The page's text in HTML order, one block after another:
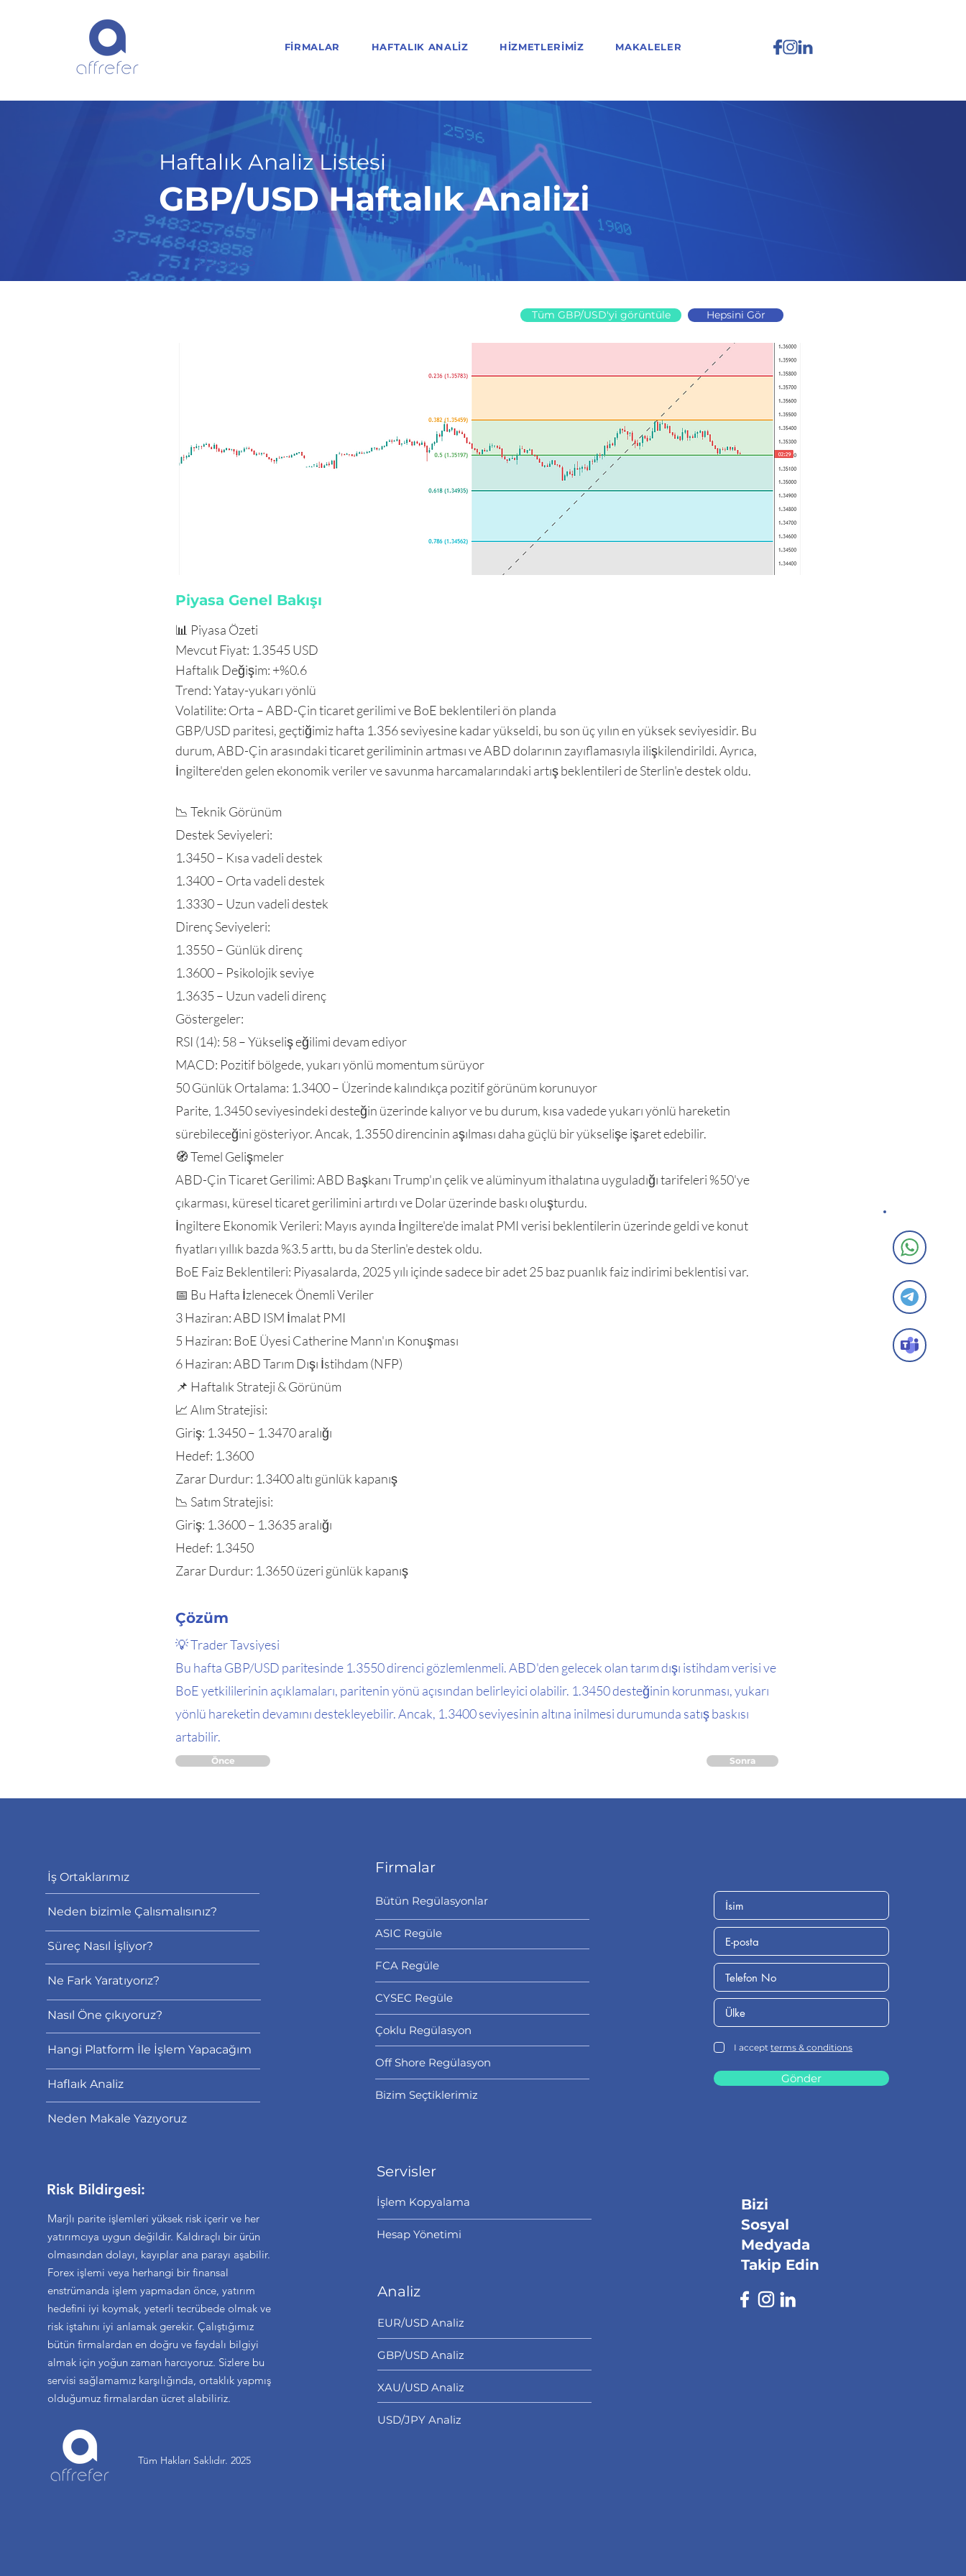
FIRMALAR HAFTALIK ANALIZ HIZMETLERIMIZ MAKALELER
Haftalık Analiz Listesi
GBP/USD Haftalık Analizi
02.06.25
Tüm GBP/USD'yi görüntüle Hepsini Gör
Piyasa Genel Bakışı
📊 Piyasa Özeti
Mevcut Fiyat: 1.3545 USD
Haftalık Değişim: +%0.6
Trend: Yatay-yukarı yönlü
Volatilite: Orta – ABD-Çin ticaret gerilimi ve BoE beklentileri ön planda
GBP/USD paritesi, geçtiğimiz hafta 1.356 seviyesine kadar yükseldi, bu son üç yılın en yüksek seviyesidir. Bu
durum, ABD-Çin arasındaki ticaret geriliminin artması ve ABD dolarının zayıflamasıyla ilişkilendirildi. Ayrıca,
İngiltere'den gelen ekonomik veriler ve savunma harcamalarındaki artış beklentileri de Sterlin'e destek oldu.
📉 Teknik Görünüm
Destek Seviyeleri:
1.3450 – Kısa vadeli destek
1.3400 – Orta vadeli destek
1.3330 – Uzun vadeli destek
Direnç Seviyeleri:
1.3550 – Günlük direnç
1.3600 – Psikolojik seviye
1.3635 – Uzun vadeli direnç
Göstergeler:
RSI (14): 58 – Yükseliş eğilimi devam ediyor
MACD: Pozitif bölgede, yukarı yönlü momentum sürüyor
50 Günlük Ortalama: 1.3400 – Üzerinde kalındıkça pozitif görünüm korunuyor
Parite, 1.3450 seviyesindeki desteğin üzerinde kalıyor ve bu durum, kısa vadede yukarı yönlü hareketin
sürebileceğini gösteriyor. Ancak, 1.3550 direncinin aşılması daha güçlü bir yükselişe işaret edebilir.
🧭 Temel Gelişmeler
ABD-Çin Ticaret Gerilimi: ABD Başkanı Trump'ın çelik ve alüminyum ithalatına uyguladığı tarifeleri %50'ye
çıkarması, küresel ticaret gerilimini artırdı ve Dolar üzerinde baskı oluşturdu.
İngiltere Ekonomik Verileri: Mayıs ayında İngiltere'de imalat PMI verisi beklentilerin üzerinde geldi ve konut
fiyatları yıllık bazda %3.5 arttı, bu da Sterlin'e destek oldu.
BoE Faiz Beklentileri: Piyasalarda, 2025 yılı içinde sadece bir adet 25 baz puanlık faiz indirimi beklentisi var.
📅 Bu Hafta İzlenecek Önemli Veriler
3 Haziran: ABD ISM İmalat PMI
5 Haziran: BoE Üyesi Catherine Mann'ın Konuşması
6 Haziran: ABD Tarım Dışı İstihdam (NFP)
📌 Haftalık Strateji & Görünüm
📈 Alım Stratejisi:
Giriş: 1.3450 – 1.3470 aralığı
Hedef: 1.3600
Zarar Durdur: 1.3400 altı günlük kapanış
📉 Satım Stratejisi:
Giriş: 1.3600 – 1.3635 aralığı
Hedef: 1.3450
Zarar Durdur: 1.3650 üzeri günlük kapanış
Çözüm
💡 Trader Tavsiyesi
Bu hafta GBP/USD paritesinde 1.3550 direnci gözlemlenmeli. ABD'den gelecek olan tarım dışı istihdam verisi ve
BoE yetkililerinin açıklamaları, paritenin yönü açısından belirleyici olabilir. 1.3450 desteğinin korunması, yukarı
yönlü hareketin devamını destekleyebilir. Ancak, 1.3400 seviyesinin altına inilmesi durumunda satış baskısı
artabilir.
Önce Sonra
İş Ortaklarımız
Neden bizimle Çalısmalısınız?
Süreç Nasıl İşliyor?
Ne Fark Yaratıyorız?
Nasıl Öne çıkıyoruz?
Hangi Platform İle İşlem Yapacağım
Haflaık Analiz
Neden Makale Yazıyoruz
Risk Bildirgesi:
Marjlı parite işlemleri yüksek risk içerir ve her
yatırımcıya uygun değildir. Kaldıraçlı bir ürün
olmasından dolayı, kayıplar ana parayı aşabilir.
Forex işlemi veya herhangi bir finansal
enstrümanda işlem yapmadan önce, yatırım
hedefini iyi koymak, yeterli tecrübede olmak ve
risk iştahını iyi anlamak gerekir. Çalıştığımız
bütün firmalardan en doğru ve faydalı bilgiyi
almak için yoğun zaman harcıyoruz. Sizlere bu
servisi sağlamamız karşılığında, ortaklık yapmış
olduğumuz firmalardan ücret alabiliriz.
Tüm Hakları Saklıdır. 2025
Firmalar
Bütün Regülasyonlar
ASIC Regüle
FCA Regüle
CYSEC Regüle
Çoklu Regülasyon
Off Shore Regülasyon
Bizim Seçtiklerimiz
Servisler
İşlem Kopyalama
Hesap Yönetimi
Analiz
EUR/USD Analiz
GBP/USD Analiz
XAU/USD Analiz
USD/JPY Analiz
I accept terms & conditions
Gönder
Bizi
Sosyal
Medyada
Takip Edin